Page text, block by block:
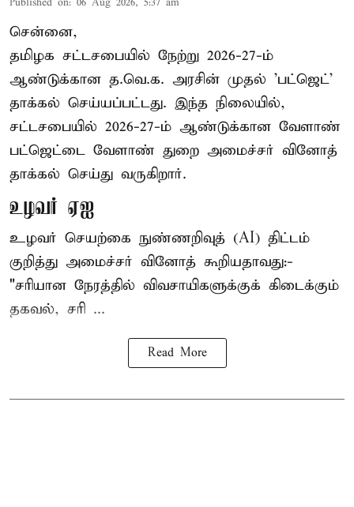
Published on: 06 Aug 2026, 5:37 am
சென்னை,
தமிழக சட்டசபையில் நேற்று 2026-27-ம்
ஆண்டுக்கான த.வெ.க. அரசின் முதல் 'பட்ஜெட்'
தாக்கல் செய்யப்பட்டது. இந்த நிலையில்,
சட்டசபையில் 2026-27-ம் ஆண்டுக்கான வேளாண்
பட்ஜெட்டை வேளாண் துறை அமைச்சர் வினோத்
தாக்கல் செய்து வருகிறார்.
உழவர் ஏஐ
உழவர் செயற்கை நுண்ணறிவுத் (AI) திட்டம்
குறித்து அமைச்சர் வினோத் கூறியதாவது:-
"சரியான நேரத்தில் விவசாயிகளுக்குக் கிடைக்கும்
தகவல், சரி ...
Read More